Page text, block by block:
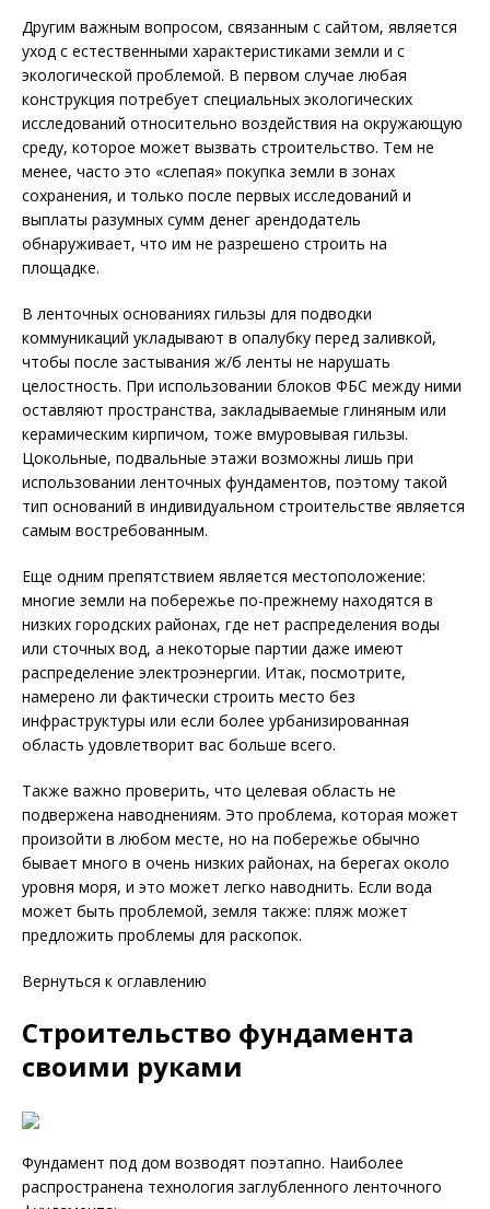
Другим важным вопросом, связанным с сайтом, является
уход с естественными характеристиками земли и с
экологической проблемой. В первом случае любая
конструкция потребует специальных экологических
исследований относительно воздействия на окружающую
среду, которое может вызвать строительство. Тем не
менее, часто это «слепая» покупка земли в зонах
сохранения, и только после первых исследований и
выплаты разумных сумм денег арендодатель
обнаруживает, что им не разрешено строить на
площадке.
В ленточных основаниях гильзы для подводки
коммуникаций укладывают в опалубку перед заливкой,
чтобы после застывания ж/б ленты не нарушать
целостность. При использовании блоков ФБС между ними
оставляют пространства, закладываемые глиняным или
керамическим кирпичом, тоже вмуровывая гильзы.
Цокольные, подвальные этажи возможны лишь при
использовании ленточных фундаментов, поэтому такой
тип оснований в индивидуальном строительстве является
самым востребованным.
Еще одним препятствием является местоположение:
многие земли на побережье по-прежнему находятся в
низких городских районах, где нет распределения воды
или сточных вод, а некоторые партии даже имеют
распределение электроэнергии. Итак, посмотрите,
намерено ли фактически строить место без
инфраструктуры или если более урбанизированная
область удовлетворит вас больше всего.
Также важно проверить, что целевая область не
подвержена наводнениям. Это проблема, которая может
произойти в любом месте, но на побережье обычно
бывает много в очень низких районах, на берегах около
уровня моря, и это может легко наводнить. Если вода
может быть проблемой, земля также: пляж может
предложить проблемы для раскопок.
Вернуться к оглавлению
Строительство фундамента
своими руками
Фундамент под дом возводят поэтапно. Наиболее
распространена технология заглубленного ленточного